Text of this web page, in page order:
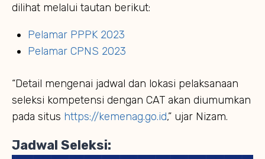
dilihat melalui tautan berikut:
Pelamar PPPK 2023
Pelamar CPNS 2023
“Detail mengenai jadwal dan lokasi pelaksanaan
seleksi kompetensi dengan CAT akan diumumkan
pada situs https://kemenag.go.id,” ujar Nizam.
Jadwal Seleksi: